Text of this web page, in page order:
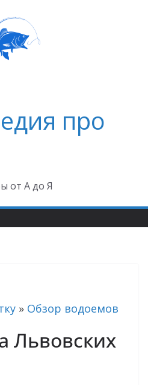
про
от А до Я
» Обзор водоемов
Львовских